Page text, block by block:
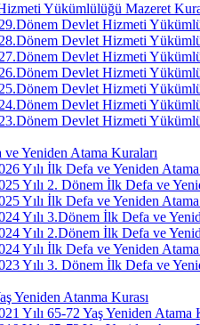
Yükümlülüğü Mazeret
Devlet Hizmeti
Devlet Hizmeti
Devlet Hizmeti
Devlet Hizmeti
Devlet Hizmeti
Devlet Hizmeti
Devlet Hizmeti
Yeniden Atama Kuraları
Yılı İlk Defa ve Yeniden Atama
Yılı 2. Dönem İlk Defa ve
Yılı İlk Defa ve Yeniden Atama
Yılı 3.Dönem İlk Defa ve
Yılı 2.Dönem İlk Defa ve
Yılı İlk Defa ve Yeniden Atama
Yılı 3. Dönem İlk Defa ve
Yeniden Atanma Kurası
Yılı 65-72 Yaş Yeniden Atama